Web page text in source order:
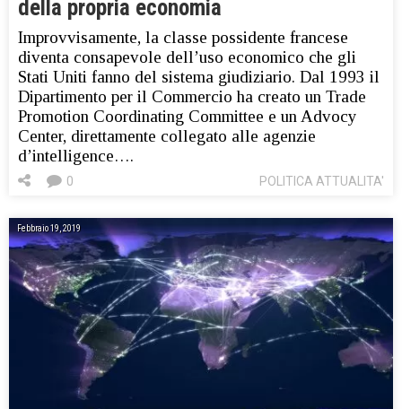
della propria economia
Improvvisamente, la classe possidente francese
diventa consapevole dell’uso economico che gli
Stati Uniti fanno del sistema giudiziario. Dal 1993 il
Dipartimento per il Commercio ha creato un Trade
Promotion Coordinating Committee e un Advocy
Center, direttamente collegato alle agenzie
d’intelligence….
POLITICA ATTUALITA'
0
Febbraio 19, 2019